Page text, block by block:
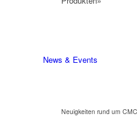
News & Events
Neuigkeiten rund um